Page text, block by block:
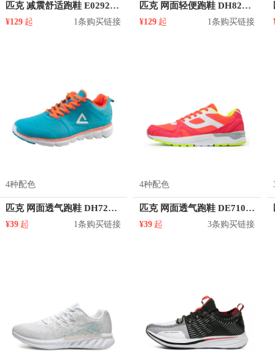
匹克 减震舒适跑鞋 E02927H
¥129 起 1条购买链接
匹克 网面轻便跑鞋 DH820257
¥129 起 1条购买链接
4种配色
匹克 网面透气跑鞋 DH720491
¥39 起 1条购买链接
4种配色
匹克 网面透气跑鞋 DE710002
¥39 起 3条购买链接